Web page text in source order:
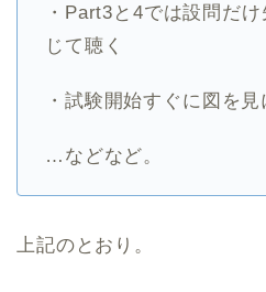
・Part3と4では設問だ
じて聴く
・試験開始すぐに図を見
…などなど。
上記のとおり。